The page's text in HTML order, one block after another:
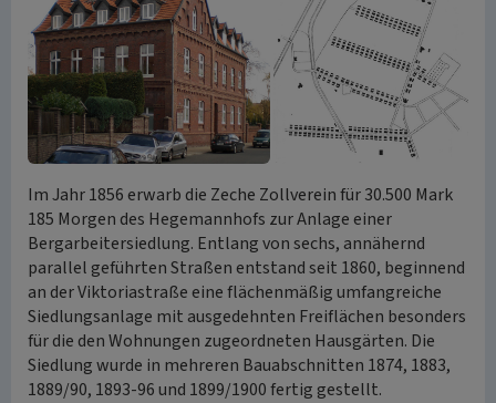
Im Jahr 1856 erwarb die Zeche Zollverein für 30.500 Mark
185 Morgen des Hegemannhofs zur Anlage einer
Bergarbeitersiedlung. Entlang von sechs, annähernd
parallel geführten Straßen entstand seit 1860, beginnend
an der Viktoriastraße eine flächenmäßig umfangreiche
Siedlungsanlage mit ausgedehnten Freiflächen besonders
für die den Wohnungen zugeordneten Hausgärten. Die
Siedlung wurde in mehreren Bauabschnitten 1874, 1883,
1889/90, 1893-96 und 1899/1900 fertig gestellt.